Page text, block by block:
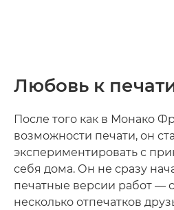
Любовь к
После того как в Монако
возможности печати, он
экспериментировать с
себя дома. Он не сразу
печатные версии работ —
несколько отпечатков